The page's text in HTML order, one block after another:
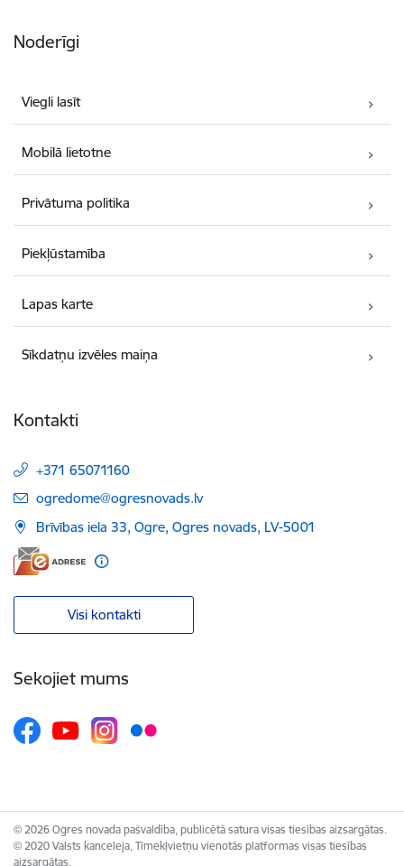
Noderīgi
Viegli lasīt
Mobilā lietotne
Privātuma politika
Piekļūstamība
Lapas karte
Sīkdatņu izvēles maiņa
Kontakti
+371 65071160
E-pasts:
ogredome@ogresnovads.lv
Brīvības iela 33, Ogre, Ogres novads, LV-5001
Visi kontakti
Sekojiet mums
© 2026 Ogres novada pašvaldība, publicētā satura visas tiesības aizsargātas.
© 2020 Valsts kanceleja, Tīmekļvietņu vienotās platformas visas tiesības
aizsargātas.